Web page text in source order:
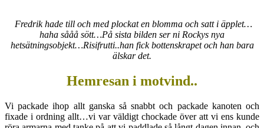
Fredrik hade till och med plockat en blomma och satt i äpplet…
haha sååå sött…På sista bilden ser ni Rockys nya
hetsätningsobjekt…Risifrutti..han fick bottenskrapet och han bara
älskar det.
Hemresan i motvind..
Vi packade ihop allt ganska så snabbt och packade kanoten och
fixade i ordning allt…vi var väldigt chockade över att vi ens kunde